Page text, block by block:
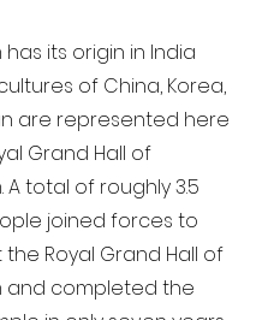
has its origin in India
of China, Korea,
are represented here
Grand Hall of
A total of roughly 3.5
joined forces to
Royal Grand Hall of
and completed the